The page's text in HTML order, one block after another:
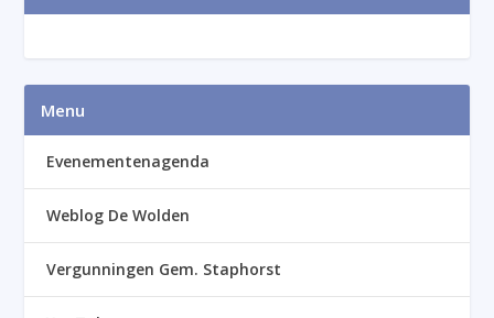
Menu
Evenementenagenda
Weblog De Wolden
Vergunningen Gem. Staphorst